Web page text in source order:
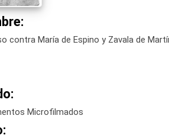
contra María de Espino y Zavala de
Microfilmados